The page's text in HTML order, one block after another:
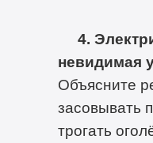
4.
невидимая
Объясните
засовывать
трогать